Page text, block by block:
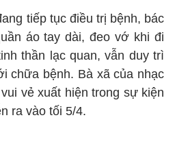
tiếp tục điều trị bệnh, bác
áo tay dài, đeo vớ khi đi
thần lạc quan, vẫn duy trì
chữa bệnh. Bà xã của nhạc
vẻ xuất hiện trong sự kiện
ra vào tối 5/4.